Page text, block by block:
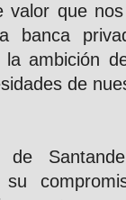
valor que
banca
ambición
de
de
su